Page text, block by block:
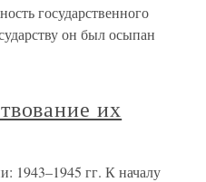
государственного
он был осыпан
их
1943–1945 гг. К началу